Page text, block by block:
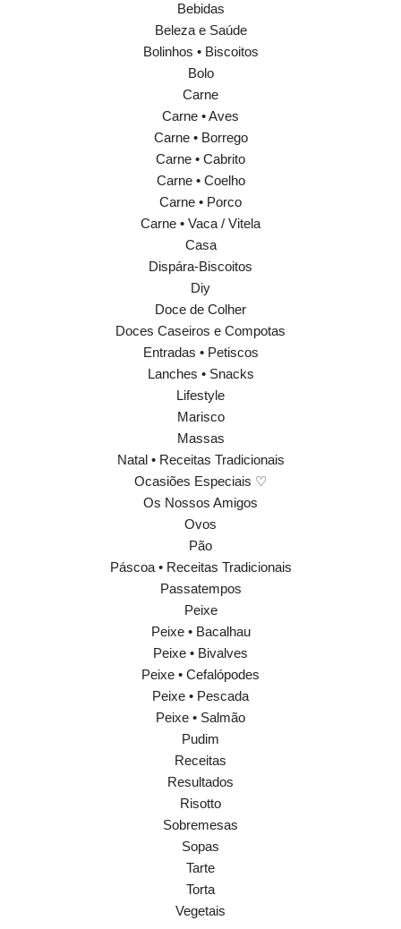
Bebidas
Beleza e Saúde
Bolinhos • Biscoitos
Bolo
Carne
Carne • Aves
Carne • Borrego
Carne • Cabrito
Carne • Coelho
Carne • Porco
Carne • Vaca / Vitela
Casa
Dispára-Biscoitos
Diy
Doce de Colher
Doces Caseiros e Compotas
Entradas • Petiscos
Lanches • Snacks
Lifestyle
Marisco
Massas
Natal • Receitas Tradicionais
Ocasiões Especiais ♡
Os Nossos Amigos
Ovos
Pão
Páscoa • Receitas Tradicionais
Passatempos
Peixe
Peixe • Bacalhau
Peixe • Bivalves
Peixe • Cefalópodes
Peixe • Pescada
Peixe • Salmão
Pudim
Receitas
Resultados
Risotto
Sobremesas
Sopas
Tarte
Torta
Vegetais